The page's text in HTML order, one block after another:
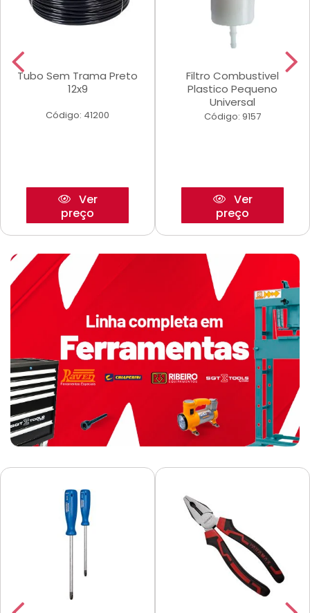
Tubo Sem Trama Preto
12x9
Código: 41200
Ver
preço
Filtro Combustivel
Plastico Pequeno
Universal
Código: 9157
Ver
preço